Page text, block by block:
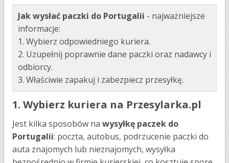
Jak wysłać paczki do Portugalii - najważniejsze
informacje:
1. Wybierz odpowiedniego kuriera.
2. Uzupełnij poprawnie dane paczki oraz nadawcy i
odbiorcy.
3. Właściwie zapakuj i zabezpiecz przesyłkę.
1. Wybierz kuriera na Przesylarka.pl
Jest kilka sposobów na wysyłkę paczek do
Portugalii: poczta, autobus, podrzucenie paczki do
auta znajomych lub nieznajomych, wysyłka